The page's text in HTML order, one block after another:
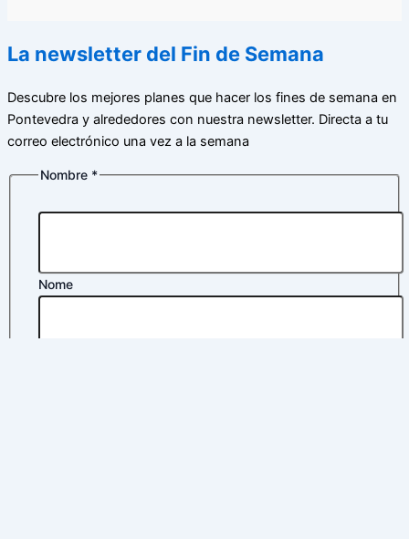
La newsletter del Fin de Semana
Descubre los mejores planes que hacer los fines de semana en
Pontevedra y alrededores con nuestra newsletter. Directa a tu
correo electrónico una vez a la semana
Nombre
Política
Nombre *
Nome